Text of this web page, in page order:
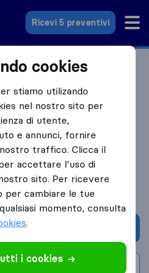
Ricevi 5 preventivi
di traslochi in Italia
srl
su 40
e Google
i
srl con altreaziende di
cookies
stiamo utilizando
nel nostro sito per
di utente,
e annunci, fornire
traffico. Clicca il
accettare l’uso di
sito. Per ricevere
per cambiare le tue
momento, consulta
.
i cookies